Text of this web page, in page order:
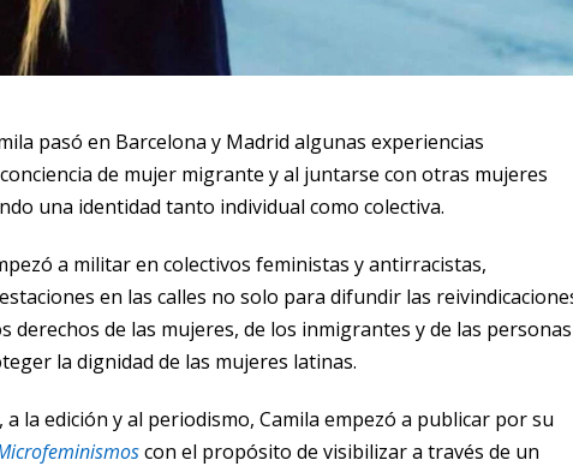
pasó en Barcelona y Madrid algunas experiencias
de mujer migrante y al juntarse con otras mujeres
una identidad tanto individual como colectiva.
a militar en colectivos feministas y antirracistas,
en las calles no solo para difundir las
derechos de las mujeres, de los inmigrantes y de las personas
la dignidad de las mujeres latinas.
la edición y al periodismo, Camila empezó a publicar por su
con el propósito de visibilizar a través de un